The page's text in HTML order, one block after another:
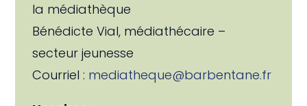
la médiathèque
Bénédicte Vial, médiathécaire –
secteur jeunesse
Courriel : mediatheque@barbentane.fr